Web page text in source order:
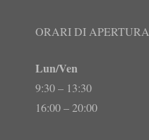
ORARI DI APERTURA
Lun/Ven
9:30 – 13:30
16:00 – 20:00